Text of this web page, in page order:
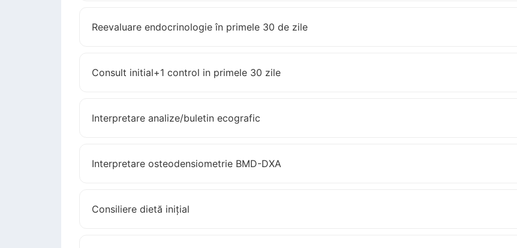
Reevaluare endocrinologie în primele 30 de zile
Consult initial+1 control in primele 30 zile
Interpretare analize/buletin ecografic
Interpretare osteodensiometrie BMD-DXA
Consiliere dietă inițial